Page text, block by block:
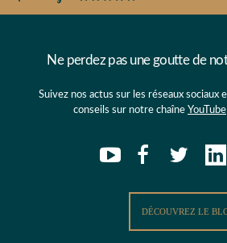
Ne perdez pas une goutte de
Suivez nos actus sur les réseaux sociaux
conseils sur notre chaîne YouTube
DÉCOUVREZ LE